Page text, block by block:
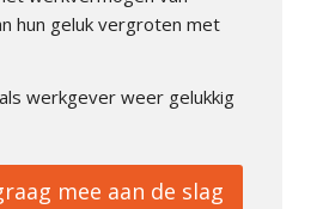
hun geluk vergroten met
werkgever weer gelukkig
mee aan de slag